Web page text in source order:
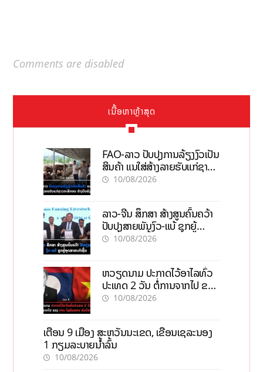
Comments are disabled
ເນື້ອຫາຫຼ້າສຸດ
FAO-ລາວ ປັບປຸງການລ້ຽງງົວເປັນ
ສິນຄ້າ ແນໃສ່ສ້າງລາຍຮັບແກ່ຊາວ
ກະສິກອນຢ່າງຍືນຍົງ
10/08/2026
ລາວ-ຈີນ ສຶກສາ ສ້າງສູນຄົ້ນຄວ້າ
ປັບປຸງສາຍພັນງົວ-ແບ້ ຊຸກຍູ້
ອຸດສາຫະກຳຊີ້ນ
10/08/2026
ຫວຽດນາມ ປະກາດໄວ້ອາໄລທົ່ວ
ປະເທດ 2 ວັນ ຕໍ່ການຈາກໄປ ຂອງ
ທ່ານ ໄຊສົມພອນ ພົມວິຫານ
10/08/2026
ເຕືອນ 9 ເມືອງ ສະຫວັນນະເຂດ, ເຂື່ອນເຊລະນອງ
1 ກຽມລະບາຍນ້ຳລົ້ນ
10/08/2026